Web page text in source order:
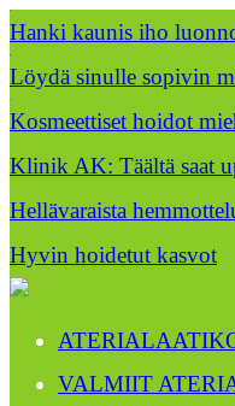
Hanki kaunis iho
Löydä sinulle sopivin
Kosmeettiset hoidot
Klinik AK: Täältä saat
Hellävaraista
Hyvin hoidetut kasvot
VALMIIT